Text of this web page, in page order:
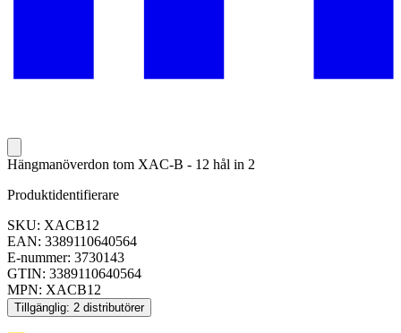
Hängmanöverdon tom XAC-B - 12 hål in 2
Produktidentifierare
SKU: XACB12
EAN: 3389110640564
E-nummer: 3730143
GTIN: 3389110640564
MPN: XACB12
Tillgänglig: 2 distributörer